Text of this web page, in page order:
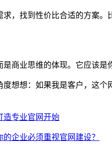
，找到性价比合适的方案
商业思维的体现。它应该
想想：如果我是客户，这
造专业官网开始
企业必须重视官网建设？